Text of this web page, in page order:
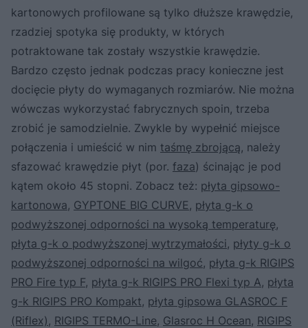
kartonowych profilowane są tylko dłuższe krawędzie,
rzadziej spotyka się produkty, w których
potraktowane tak zostały wszystkie krawędzie.
Bardzo często jednak podczas pracy konieczne jest
docięcie płyty do wymaganych rozmiarów. Nie można
wówczas wykorzystać fabrycznych spoin, trzeba
zrobić je samodzielnie. Zwykle by wypełnić miejsce
połączenia i umieścić w nim taśmę zbrojącą, należy
sfazować krawędzie płyt (por. faza) ścinając je pod
kątem około 45 stopni. Zobacz też: płyta gipsowo-
kartonowa, GYPTONE BIG CURVE, płyta g-k o
podwyższonej odporności na wysoką temperaturę,
płyta g-k o podwyższonej wytrzymałości, płyty g-k o
podwyższonej odporności na wilgoć, płyta g-k RIGIPS
PRO Fire typ F, płyta g-k RIGIPS PRO Flexi typ A, płyta
g-k RIGIPS PRO Kompakt, płyta gipsowa GLASROC F
(Riflex) , RIGIPS TERMO-Line, Glasroc H Ocean, RIGIPS